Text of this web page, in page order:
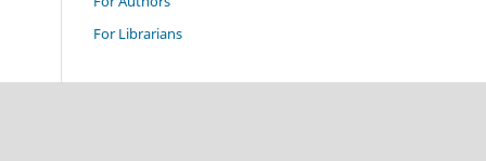
For Librarians